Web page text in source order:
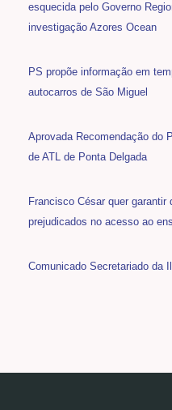
esquecida pelo Governo
investigação Azores Ocean
PS propõe informação em
autocarros de São Miguel
Aprovada Recomendação do
de ATL de Ponta Delgada
Francisco César quer
prejudicados no acesso ao
Comunicado Secretariado da